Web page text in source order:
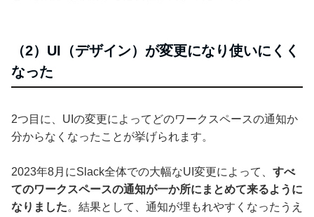
（2）UI（デザイン）が変更になり使いにくく
なった
2つ目に、UIの変更によってどのワークスペースの通知か
分からなくなったことが挙げられます。
2023年8月にSlack全体での大幅なUI変更によって、 すべ
てのワークスペースの通知が一か所にまとめて来るように
なりました。結果として、通知が埋もれやすくなったうえ